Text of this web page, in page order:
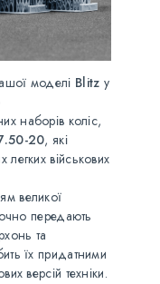
моделі Blitz у
наборів коліс,
20, які
легких військових
великої
передають
та
їх придатними
версій техніки.